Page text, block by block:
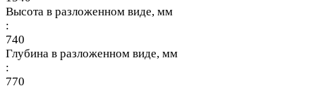
Высота в разложенном виде, мм
:
740
Глубина в разложенном виде, мм
:
770